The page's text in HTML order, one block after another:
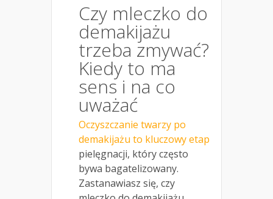
Czy mleczko do
demakijażu
trzeba zmywać?
Kiedy to ma
sens i na co
uważać
Oczyszczanie twarzy po
demakijażu to kluczowy etap
pielęgnacji, który często
bywa bagatelizowany.
Zastanawiasz się, czy